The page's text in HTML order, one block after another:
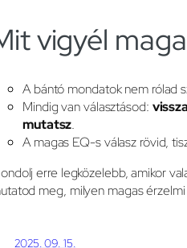
vigyél
A bántó mondatok nem rólad
Mindig van választásod:
mutatsz.
A magas EQ-s válasz rövid,
erre legközelebb, amikor
meg, milyen magas
2025. 09. 15.